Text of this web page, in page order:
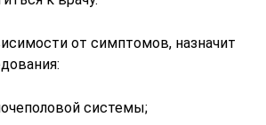
от симптомов, назначит
системы;